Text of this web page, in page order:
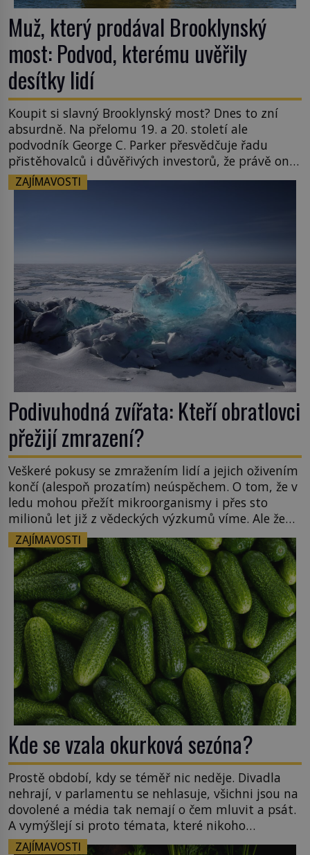
Muž, který prodával Brooklynský
most: Podvod, kterému uvěřily
desítky lidí
Koupit si slavný Brooklynský most? Dnes to zní
absurdně. Na přelomu 19. a 20. století ale
podvodník George C. Parker přesvědčuje řadu
přistěhovalců i důvěřivých investorů, že právě on
je jeho právoplatným vlastníkem. A není to jediná
památka, kterou dokáže „prodat“. Jeho
ZAJÍMAVOSTI
Podivuhodná zvířata: Kteří obratlovci
přežijí zmrazení?
Veškeré pokusy se zmražením lidí a jejich oživením
končí (alespoň prozatím) neúspěchem. O tom, že v
ledu mohou přežít mikroorganismy i přes sto
milionů let již z vědeckých výzkumů víme. Ale že
by totální zmrazení byť na jedinou zimu přežili
nějací suchozemští obratlovci? Takto
neuvěřitelnou věc dokáže na první pohled
obyčejná žába. Skokana hnědého u […]
ZAJÍMAVOSTI
Kde se vzala okurková sezóna?
Prostě období, kdy se téměř nic neděje. Divadla
nehrají, v parlamentu se nehlasuje, všichni jsou na
dovolené a média tak nemají o čem mluvit a psát.
A vymýšlejí si proto témata, které nikoho
nezajímají. Proč je však ona letní doba spojovaná
ZAJÍMAVOSTI